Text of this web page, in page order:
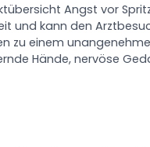
Angst vor
und kann den
zu einem
Hände, nervöse